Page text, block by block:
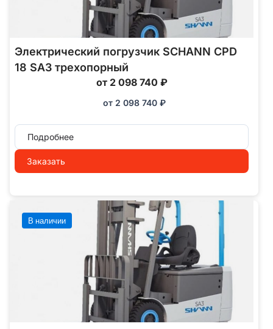
Электрический погрузчик SCHANN CPD
18 SA3 трехопорный
от 2 098 740 ₽
от 2 098 740 ₽
Подробнее
Заказать
В наличии